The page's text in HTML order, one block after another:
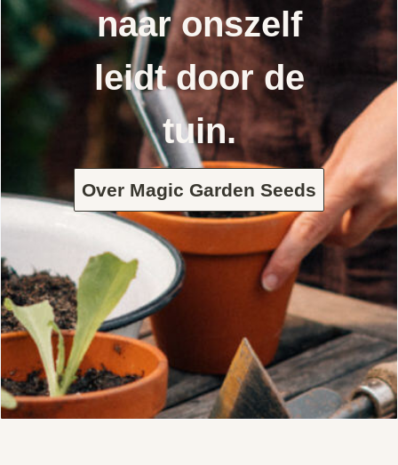
naar onszelf
leidt door de
tuin.
Over Magic Garden Seeds